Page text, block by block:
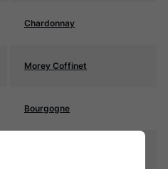
Chardonnay
Morey Coffinet
Bourgogne